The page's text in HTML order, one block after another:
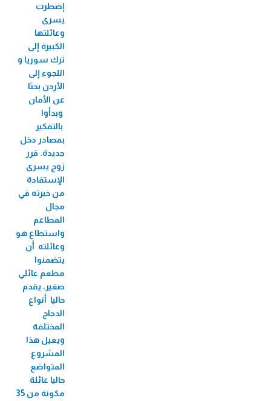
إضطرت
يسرى
وعائلتها
الكبيرة إلى
ترك سوريا و
اللجوء إلى
الأردن بحثا
عن الأمان
وبدأوا
بالتفكير
بمصادر دخل
جديدة. قرر
زوج يسرى
الإستفادة
من خبرته في
مجال
المطاعم
واستطاع هو
وعائلته أن
يتضمنوا
مطعم عائلي
صغير، يقدم
حاليا أنواع
الدجاج
المختلفة
ويعيل هذا
المشروع
المتواضع
حاليا عائلة
مكونة من 35